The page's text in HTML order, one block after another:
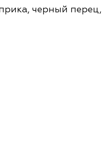
черный
6,5 х 6,5 х 19